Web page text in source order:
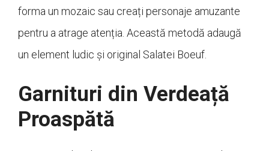
forma un mozaic sau creați personaje amuzante
pentru a atrage atenția. Această metodă adaugă
un element ludic și original Salatei Boeuf.
Garnituri din Verdeață
Proaspătă